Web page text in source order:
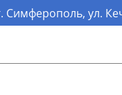
Симферополь, ул.